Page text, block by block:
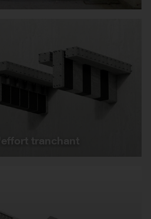
tranchant